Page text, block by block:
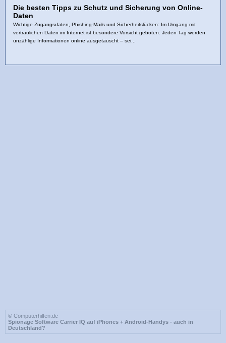
Die besten Tipps zu Schutz und Sicherung von Online-
Daten
Wichtige Zugangsdaten, Phishing-Mails und Sicherheitslücken: Im Umgang mit
vertraulichen Daten im Internet ist besondere Vorsicht geboten. Jeden Tag werden
unzählige Informationen online ausgetauscht – sei...
© Computerhilfen.de
Spionage Software Carrier IQ auf iPhones + Android-Handys - auch in
Deutschland?